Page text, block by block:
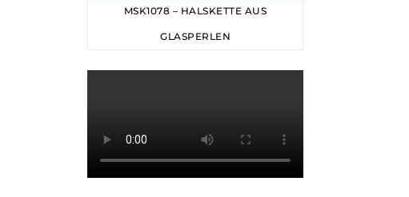
MSK1078 – HALSKETTE AUS
GLASPERLEN